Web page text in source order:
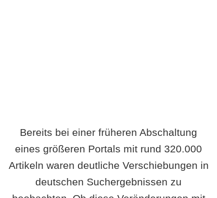
Bereits bei einer früheren Abschaltung
eines größeren Portals mit rund 320.000
Artikeln waren deutliche Verschiebungen in
deutschen Suchergebnissen zu